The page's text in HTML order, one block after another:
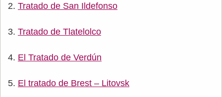
Tratado de San Ildefonso
Tratado de Tlatelolco
El Tratado de Verdún
El tratado de Brest – Litovsk